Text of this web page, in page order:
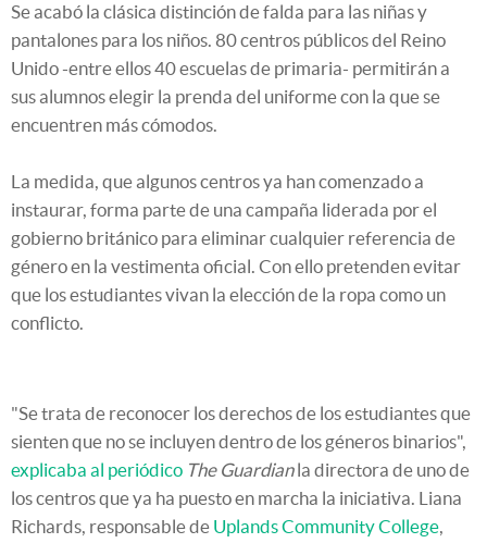
Se acabó la clásica distinción de falda para las niñas y
pantalones para los niños. 80 centros públicos del Reino
Unido -entre ellos 40 escuelas de primaria- permitirán a
sus alumnos elegir la prenda del uniforme con la que se
encuentren más cómodos.
La medida, que algunos centros ya han comenzado a
instaurar, forma parte de una campaña liderada por el
gobierno británico para eliminar cualquier referencia de
género en la vestimenta oficial. Con ello pretenden evitar
que los estudiantes vivan la elección de la ropa como un
conflicto.
"Se trata de reconocer los derechos de los estudiantes que
sienten que no se incluyen dentro de los géneros binarios",
explicaba al periódico The Guardianla directora de uno de
los centros que ya ha puesto en marcha la iniciativa. Liana
Richards, responsable de Uplands Community College,